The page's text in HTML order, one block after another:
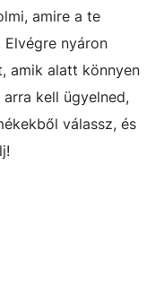
amire a te
Elvégre nyáron
amik alatt könnyen
kell ügyelned,
válassz, és